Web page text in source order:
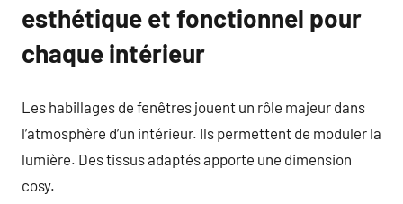
esthétique et fonctionnel pour
chaque intérieur
Les habillages de fenêtres jouent un rôle majeur dans
l’atmosphère d’un intérieur. Ils permettent de moduler la
lumière. Des tissus adaptés apporte une dimension
cosy.